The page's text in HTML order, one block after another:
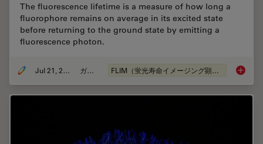
The fluorescence lifetime is a measure of how long a
fluorophore remains on average in its excited state
before returning to the ground state by emitting a
fluorescence photon.
Jul 21, 2022 ガイド FLIM（蛍光寿命イメージング顕微鏡法） A